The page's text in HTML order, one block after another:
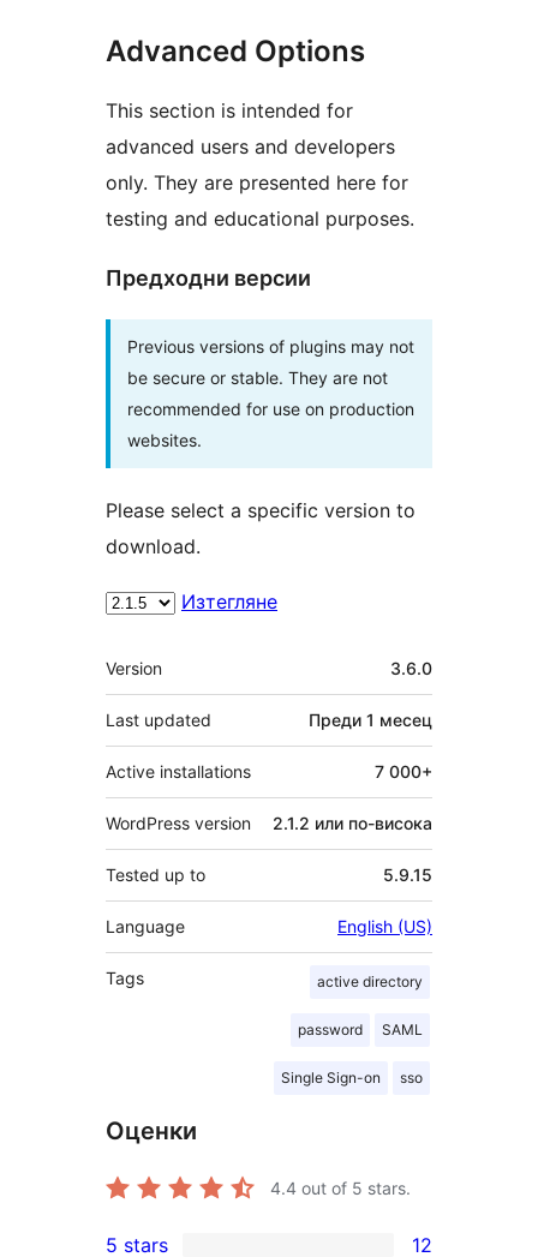
Advanced Options
This section is intended for
advanced users and developers
only. They are presented here for
testing and educational purposes.
Предходни версии
Previous versions of plugins may not
be secure or stable. They are not
recommended for use on production
websites.
Please select a specific version to
download.
Изтегляне
Мета
Version 3.6.0
Last updated Преди 1 месец
Active installations 7 000+
WordPress version 2.1.2 или по-висока
Tested up to 5.9.15
Language English (US)
Tags active directory
password SAML
Single Sign-on sso
Оценки
4.4 out of 5 stars.
5 stars 12